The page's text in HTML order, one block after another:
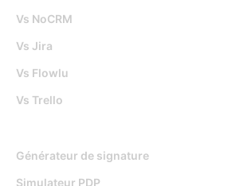
Vs NoCRM
Vs Jira
Vs Flowlu
Vs Trello
Générateur de signature
Simulateur PDP